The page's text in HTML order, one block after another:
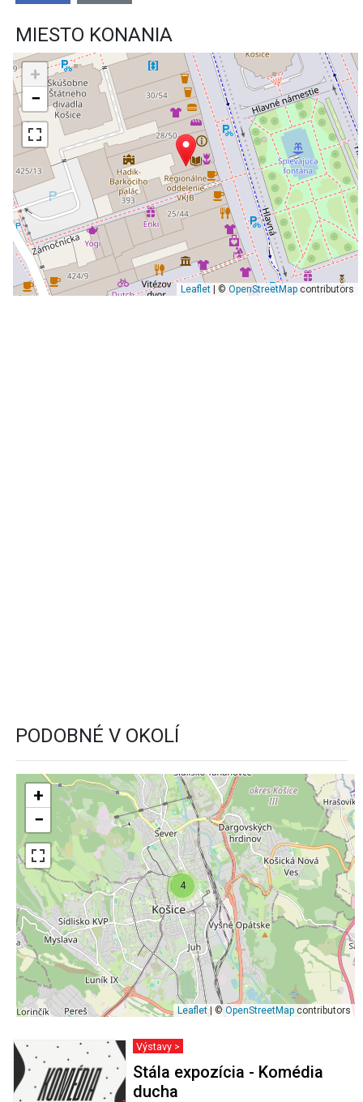
MIESTO KONANIA
+
−
Leaflet| © OpenStreetMapcontributors
PODOBNÉ V OKOLÍ
4
+
−
Leaflet| ©OpenStreetMap contributors
Výstavy >
Stála expozícia - Komédia
ducha